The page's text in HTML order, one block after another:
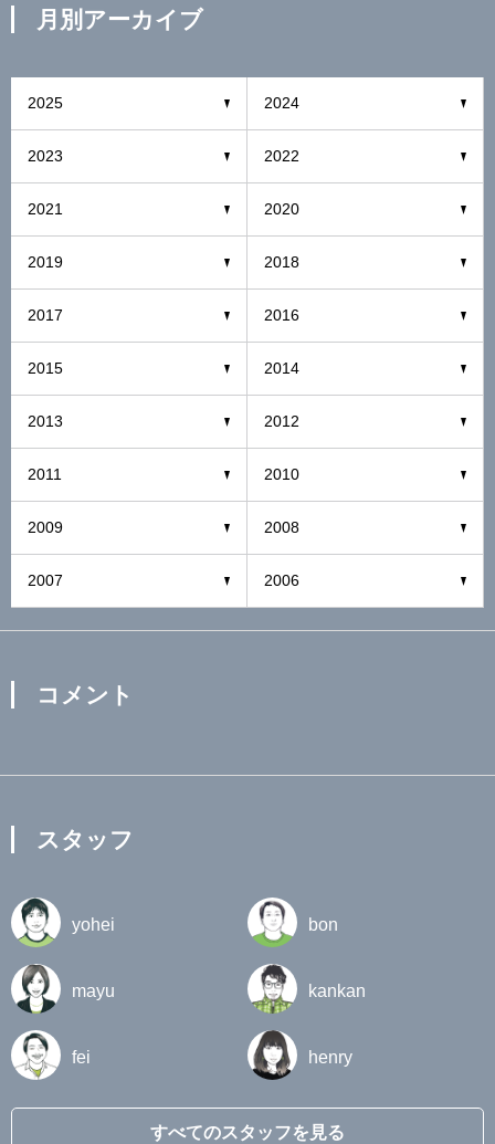
月別アーカイブ
2025 2024
2023 2022
2021 2020
2019 2018
2017 2016
2015 2014
2013 2012
2011 2010
2009 2008
2007 2006
コメント
スタッフ
yohei bon
mayu kankan
fei henry
すべてのスタッフを見る